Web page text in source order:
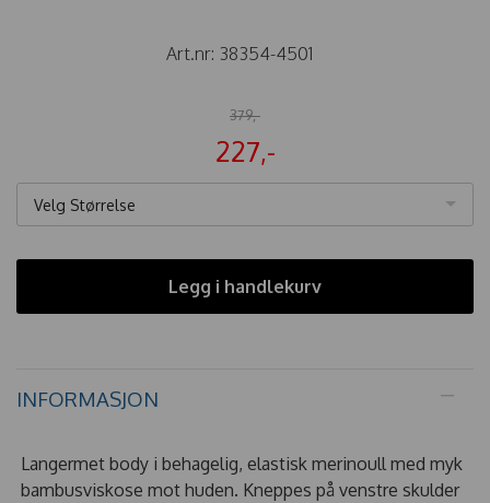
Art.nr: 38354-4501
379,-
227,-
Velg Størrelse
Legg i handlekurv
INFORMASJON
Langermet body i behagelig, elastisk merinoull med myk
bambusviskose mot huden. Kneppes på venstre skulder